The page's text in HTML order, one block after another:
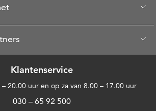
Klantenservice
– 20.00 uur en op za van 8.00 – 17.00 uur
030 – 65 92 500